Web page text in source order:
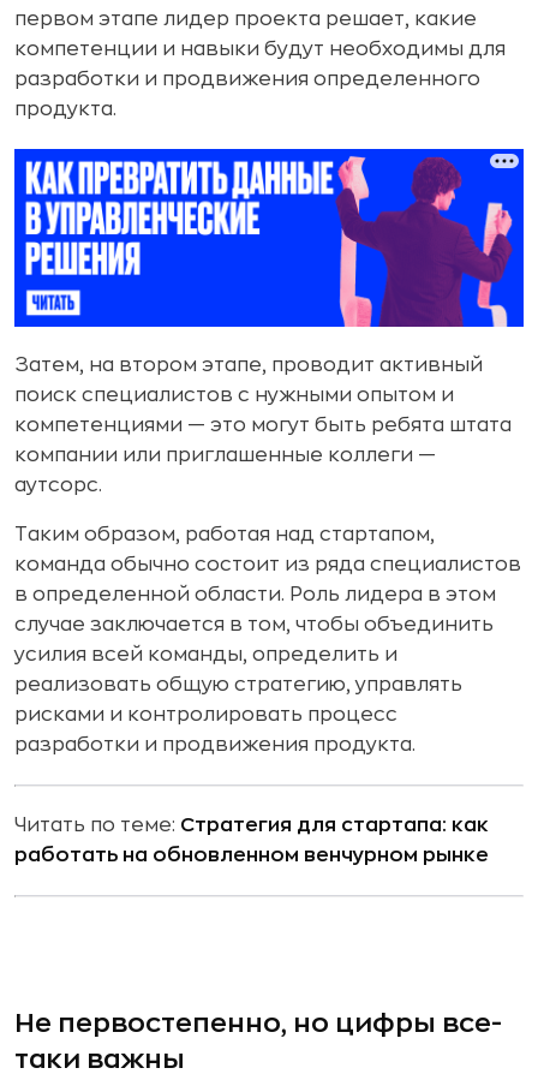
первом этапе лидер проекта решает, какие
компетенции и навыки будут необходимы для
разработки и продвижения определенного
продукта.
Затем, на втором этапе, проводит активный
поиск специалистов с нужными опытом и
компетенциями — это могут быть ребята штата
компании или приглашенные коллеги —
аутсорс.
Таким образом, работая над стартапом,
команда обычно состоит из ряда специалистов
в определенной области. Роль лидера в этом
случае заключается в том, чтобы объединить
усилия всей команды, определить и
реализовать общую стратегию, управлять
рисками и контролировать процесс
разработки и продвижения продукта.
Читать по теме: Стратегия для стартапа: как
работать на обновленном венчурном рынке
Не первостепенно, но цифры все-
таки важны